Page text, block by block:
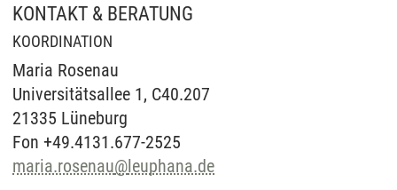
KONTAKT & BERATUNG
KOORDINATION
Maria Rosenau
Universitätsallee 1, C40.207
21335 Lüneburg
Fon +49.4131.677-2525
maria.rosenau@leuphana.de